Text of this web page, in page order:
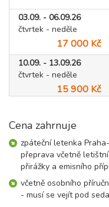
03.09. - 06.09.26
čtvrtek - neděle
17 000 Kč
10.09. - 13.09.26
čtvrtek - neděle
15 900 Kč
čtvrtek - neděle
18 000 Kč
24.09. - 27.09.26
čtvrtek - neděle
17 500 Kč
Cena zahrnuje
zpáteční letenka
přeprava včetně
přirážky a emisního
včetně osobního
- musí se vejít pod